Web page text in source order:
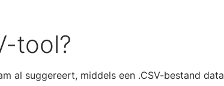
tool?
al suggereert, middels een .CSV-bestand